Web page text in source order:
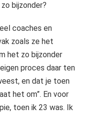
bijzonder?
coaches en
zoals ze het
het zo bijzonder
proces daar ten
en dat je toen
het om”. En voor
toen ik 23 was. Ik